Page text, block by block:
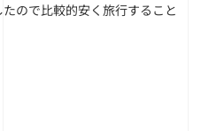
ので比較的安く旅行すること